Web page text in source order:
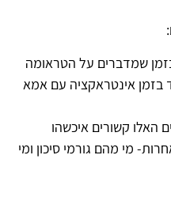
שמדברים על הטראומה
בזמן אינטראקציה עם אמא
האלו קשורים איכשהו
מי מהם גורמי סיכון ומי